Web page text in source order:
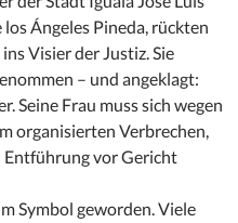
Ángeles Pineda, rückten
Visier der Justiz. Sie
– und angeklagt:
Seine Frau muss sich wegen
organisierten Verbrechen,
Entführung vor Gericht
Symbol geworden. Viele